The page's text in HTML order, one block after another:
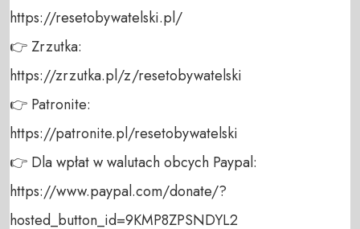
https://resetobywatelski.pl/
👉 Zrzutka:
https://zrzutka.pl/z/resetobywatelski
👉 Patronite:
https://patronite.pl/resetobywatelski
👉 Dla wpłat w walutach obcych Paypal:
https://www.paypal.com/donate/?
hosted_button_id=9KMP8ZPSNDYL2